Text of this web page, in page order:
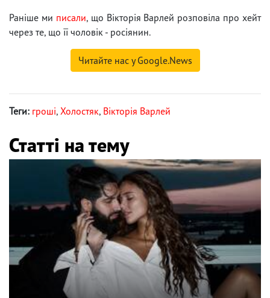
Раніше ми писали, що Вікторія Варлей розповіла про хейт
через те, що її чоловік - росіянин.
Читайте нас у Google.News
Теги: гроші, Холостяк, Вікторія Варлей
Статті на тему